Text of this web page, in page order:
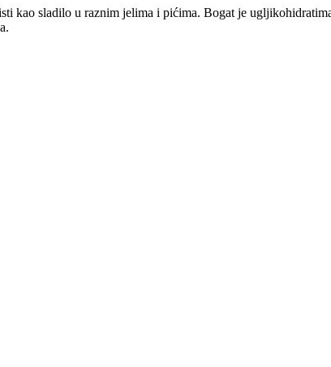
kao sladilo u raznim jelima i pićima. Bogat je